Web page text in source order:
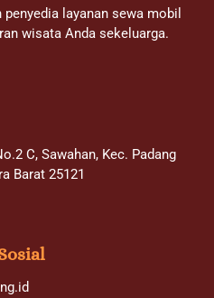
layanan sewa mobil
wisata Anda sekeluarga.
C, Sawahan, Kec. Padang
Barat 25121